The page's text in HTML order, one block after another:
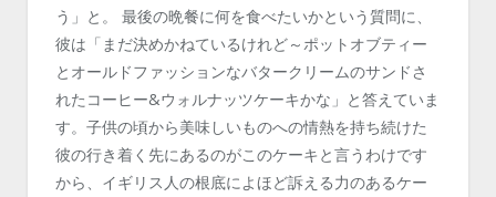
う」と。 最後の晩餐に何を食べたいかという質問に、
彼は「まだ決めかねているけれど～ポットオブティー
とオールドファッションなバタークリームのサンドさ
れたコーヒー&ウォルナッツケーキかな」と答えていま
す。子供の頃から美味しいものへの情熱を持ち続けた
彼の行き着く先にあるのがこのケーキと言うわけです
から、イギリス人の根底によほど訴える力のあるケー